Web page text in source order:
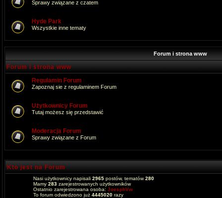
Sprawy związane z czatem
Hyde Park
Wszystkie inne tematy
Forum i strona www
Forum i strona www
Regulamin Forum
Zapoznaj sie z regulaminem Forum
Użytkownicy Forum
Tutaj możesz się przedstawić
Moderacja Forum
Sprawy związane z Forum
Kto jest na Forum
Nasi użytkownicy napisali 2965 postów, tematów280
Mamy 283 zarejestrowanych użytkowników
Ostatnio zarejestrowana osoba: JoesphVw
To forum odwiedzono już 4445020 razy